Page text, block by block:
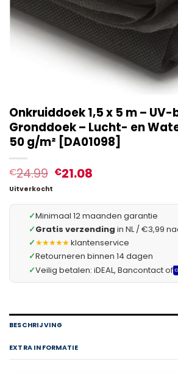
Onkruiddoek 1,5 x 5 m –
Gronddoek – Lucht- en
50 g/m² [DA01098]
€24.99 €21.08
Uitverkocht
✓Minimaal 12 maanden garantie
✓Gratis verzending in NL / €3,99
✓★★★★★klantenservice
✓Retourneren binnen 14 dagen
✓Veilig betalen: iDEAL, Bancontact of
BESCHRIJVING
EXTRA INFORMATIE